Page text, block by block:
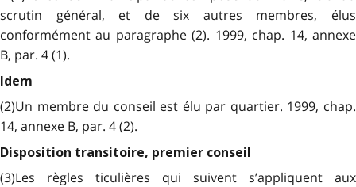
scrutin général, et de six autres membres, élus
conformément au paragraphe (2). 1999, chap. 14, annexe
B, par. 4 (1).
Idem
(2)Un membre du conseil est élu par quartier. 1999, chap.
14, annexe B, par. 4 (2).
Disposition transitoire, premier conseil
(3)Les règles ticulières qui suivent s’appliquent aux